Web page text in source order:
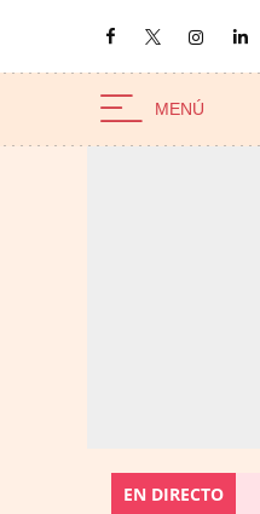
EN DIRECTO